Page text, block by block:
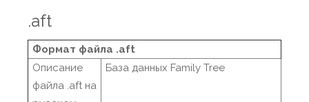
.aft
Формат файла .aft
Описание
файла .aft на
База данных Family Tree